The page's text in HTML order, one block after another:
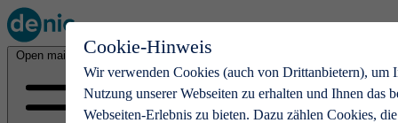
Cookie-Hinweis
Wir verwenden Cookies (auch von Drittanbietern), um
Nutzung unserer Webseiten zu erhalten und Ihnen das
Webseiten-Erlebnis zu bieten. Dazu zählen Cookies,
Open main menu